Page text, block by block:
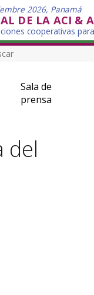
2026, Panamá
DE LA ACI &
cooperativas
Sala de
prensa
del